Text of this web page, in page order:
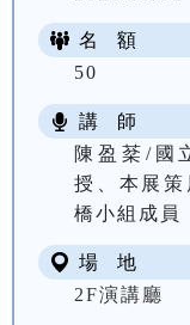
名 額
50
講 師
陳盈棻/國
授、本展
橋小組成員
場 地
2F演講廳